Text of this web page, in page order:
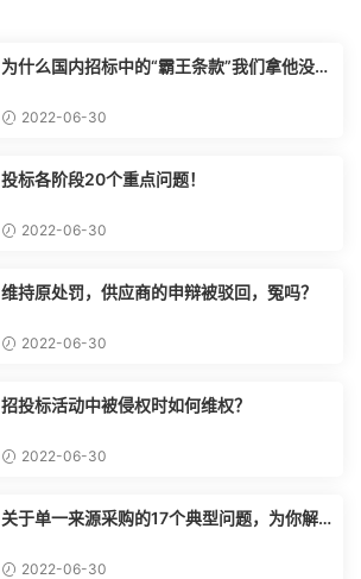
为什么国内招标中的“霸王条款”我们拿他没脾
2022-06-30
投标各阶段20个重点问题！
2022-06-30
维持原处罚，供应商的申辩被驳回，冤吗？
2022-06-30
招投标活动中被侵权时如何维权？
2022-06-30
关于单一来源采购的17个典型问题，为你解
2022-06-30